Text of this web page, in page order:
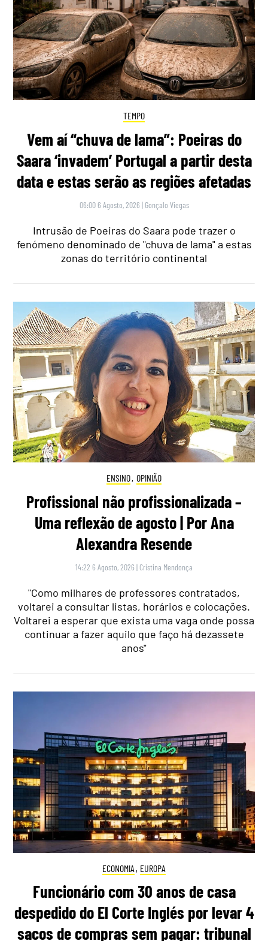
TEMPO
Vem aí “chuva de lama”: Poeiras do
Saara ‘invadem’ Portugal a partir desta
data e estas serão as regiões afetadas
06:00 6 Agosto, 2026 | Gonçalo Viegas
Intrusão de Poeiras do Saara pode trazer o
fenómeno denominado de "chuva de lama" a estas
zonas do território continental
ENSINO, OPINIÃO
Profissional não profissionalizada –
Uma reflexão de agosto | Por Ana
Alexandra Resende
14:22 6 Agosto, 2026 | Cristina Mendonça
"Como milhares de professores contratados,
voltarei a consultar listas, horários e colocações.
Voltarei a esperar que exista uma vaga onde possa
continuar a fazer aquilo que faço há dezassete
anos"
ECONOMIA , EUROPA
Funcionário com 30 anos de casa
despedido do El Corte Inglés por levar 4
sacos de compras sem pagar: tribunal